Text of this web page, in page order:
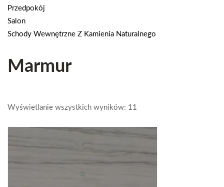
Przedpokój
Salon
Schody Wewnętrzne Z Kamienia Naturalnego
Marmur
Wyświetlanie wszystkich wyników: 11